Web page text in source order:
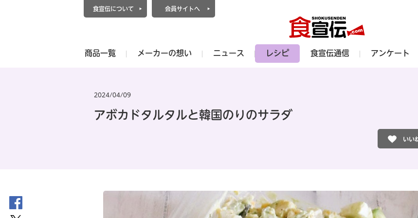
食宣伝について 会員サイトへ
商品一覧 メーカーの想い ニュース レシピ 食宣伝通信 アンケート
2024/04/09
アボカドタルタルと韓国のりのサラダ
いい